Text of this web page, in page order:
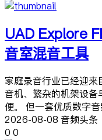
UAD Explore
音室混音工具
家庭录音行业已经迎
音机、繁杂的机架设
便。 但一套优质数字
2026-08-08 音频头条
0 0